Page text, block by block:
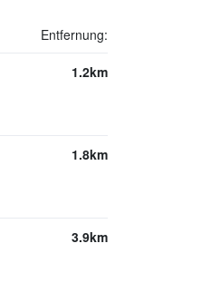
Entfernung:
1.2km
1.8km
3.9km